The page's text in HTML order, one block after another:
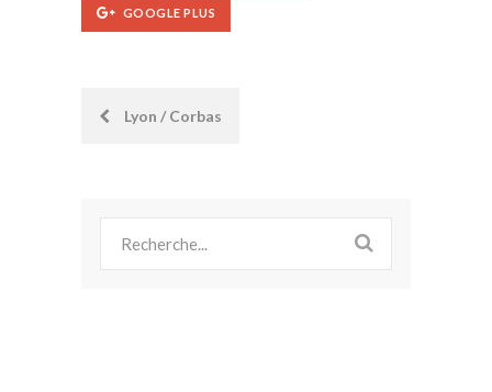
GOOGLE PLUS
PostLyon / Corbas